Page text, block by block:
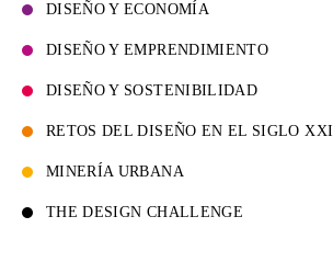
DISEÑO Y ECONOMÍA
DISEÑO Y EMPRENDIMIENTO
DISEÑO Y SOSTENIBILIDAD
RETOS DEL DISEÑO EN EL SIGLO XXI
MINERÍA URBANA
THE DESIGN CHALLENGE